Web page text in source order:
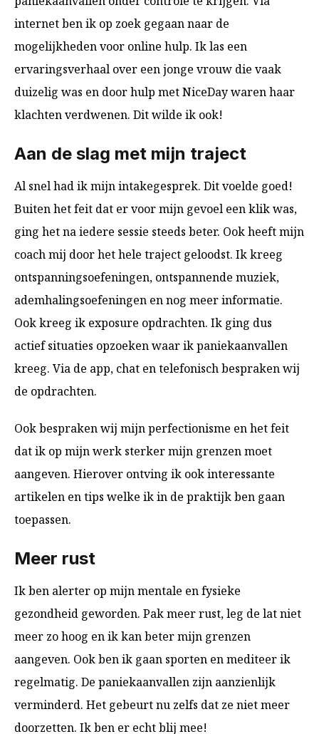
internet ben ik op zoek gegaan naar de
mogelijkheden voor online hulp. Ik las een
ervaringsverhaal over een jonge vrouw die vaak
duizelig was en door hulp met NiceDay waren haar
klachten verdwenen. Dit wilde ik ook!
Aan de slag met mijn traject
Al snel had ik mijn intakegesprek. Dit voelde goed!
Buiten het feit dat er voor mijn gevoel een klik was,
ging het na iedere sessie steeds beter. Ook heeft mijn
coach mij door het hele traject geloodst. Ik kreeg
ontspanningsoefeningen, ontspannende muziek,
ademhalingsoefeningen en nog meer informatie.
Ook kreeg ik exposure opdrachten. Ik ging dus
actief situaties opzoeken waar ik paniekaanvallen
kreeg. Via de app, chat en telefonisch bespraken wij
de opdrachten.
Ook bespraken wij mijn perfectionisme en het feit
dat ik op mijn werk sterker mijn grenzen moet
aangeven. Hierover ontving ik ook interessante
artikelen en tips welke ik in de praktijk ben gaan
toepassen.
Meer rust
Ik ben alerter op mijn mentale en fysieke
gezondheid geworden. Pak meer rust, leg de lat niet
meer zo hoog en ik kan beter mijn grenzen
aangeven. Ook ben ik gaan sporten en mediteer ik
regelmatig. De paniekaanvallen zijn aanzienlijk
verminderd. Het gebeurt nu zelfs dat ze niet meer
doorzetten. Ik ben er echt blij mee!